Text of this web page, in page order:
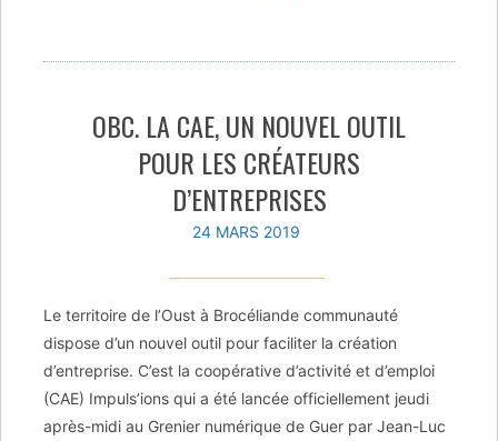
OBC. LA CAE, UN NOUVEL OUTIL
POUR LES CRÉATEURS
D’ENTREPRISES
24 MARS 2019
Le territoire de l’Oust à Brocéliande communauté
dispose d’un nouvel outil pour faciliter la création
d’entreprise. C’est la coopérative d’activité et d’emploi
(CAE) Impuls’ions qui a été lancée officiellement jeudi
après-midi au Grenier numérique de Guer par Jean-Luc